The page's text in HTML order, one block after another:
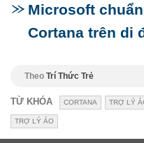
Microsoft
Cortana trên di
Theo Trí Thức Trẻ
TỪ KHÓA CORTANA TRỢ LÝ
TRỢ LÝ ẢO